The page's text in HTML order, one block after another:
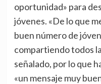
oportunidad» para
jóvenes. «De lo que
buen número de
compartiendo todos
señalado, por lo que
«un mensaje muy